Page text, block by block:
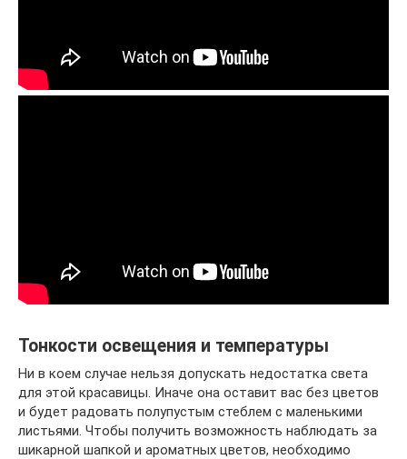
Тонкости освещения и температуры
Ни в коем случае нельзя допускать недостатка света
для этой красавицы. Иначе она оставит вас без цветов
и будет радовать полупустым стеблем с маленькими
листьями. Чтобы получить возможность наблюдать за
шикарной шапкой и ароматных цветов, необходимо